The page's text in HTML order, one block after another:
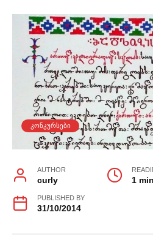
ᲙᲝᲜᲙᲣᲠᲡᲔᲑᲘ
AUTHOR
curly 1 min
PUBLISHED BY
31/10/2014